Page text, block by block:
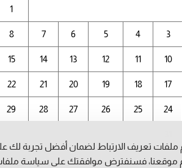
أغسطس 2026
1
3
4
5
6
7
8
10
11
12
13
14
15
17
18
19
20
21
22
24
25
26
27
28
29
تعريف الارتباط لضمان أفضل تجربة لك
موقعنا، فسنفترض موافقتك على سياسة ملفات